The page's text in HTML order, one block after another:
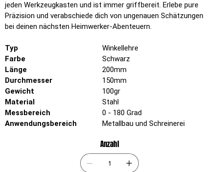
jeden Werkzeugkasten und ist immer griffbereit. Erlebe pure
Präzision und verabschiede dich von ungenauen Schätzungen
bei deinen nächsten Heimwerker-Abenteuern.
Typ
Winkellehre
Farbe
Schwarz
Länge
200mm
Durchmesser
150mm
Gewicht
100gr
Material
Stahl
Messbereich
0 - 180 Grad
Anwendungsbereich
Metallbau und Schreinerei
Anzahl